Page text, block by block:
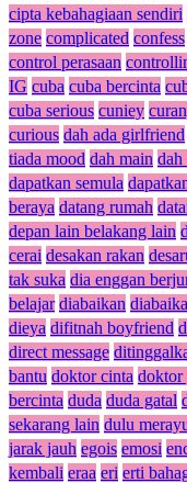
cipta kebahagiaan sendiri
zone complicated confess
control perasaan
IG cuba cuba bercinta
cuba serious cuniey
curious dah ada girlfriend
tiada mood dah main dah
dapatkan semula
beraya datang rumah
depan lain belakang lain
cerai desakan rakan
tak suka dia enggan
belajar diabaikan
dieya difitnah boyfriend
direct message
bantu doktor cinta doktor
bercinta duda duda gatal
sekarang lain dulu
jarak jauh egois emosi
kembali eraa eri erti